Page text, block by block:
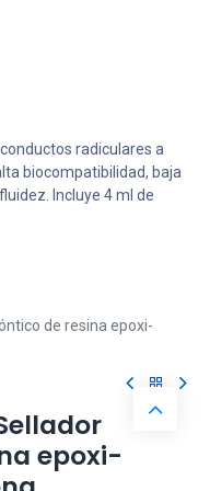
radiculares a
biocompatibilidad, baja
Incluye 4 ml de
de resina epoxi-
epoxi-